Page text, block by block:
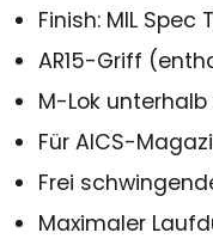
Finish: MIL Spec
AR15-Griff
M-Lok
Für AICS-
Frei
Maximaler